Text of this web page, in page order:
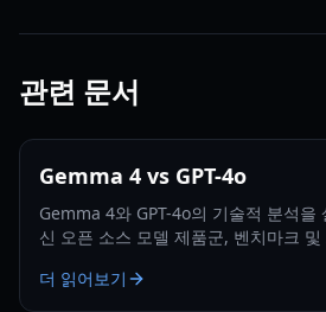
관련 문서
Gemma 4 vs GPT-4o
Gemma 4와 GPT-4o의 기술적 분석을
신 오픈 소스 모델 제품군, 벤치마크
더 읽어보기